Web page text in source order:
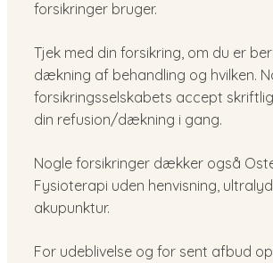
forsikringer bruger.
Tjek med din forsikring, om du er
dækning af behandling og hvilken.
forsikringsselskabets accept
din refusion/dækning i gang.
Nogle forsikringer dækker også
Fysioterapi uden henvisning,
akupunktur.
For udeblivelse og for sent afbud